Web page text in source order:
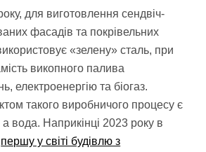
для виготовлення сендвіч-
фасадів та покрівельних
«зелену» сталь, при
викопного палива
електроенергію та біогаз.
такого виробничого процесу є
а вода. Наприкінці 2023 року в
першу у світі будівлю з